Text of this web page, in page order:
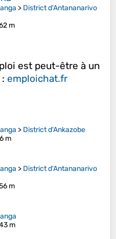
> District d'Antananarivo
m
est peut-être à un
emploichat.fr
> District d'Ankazobe
m
> District d'Antananarivo
m
m